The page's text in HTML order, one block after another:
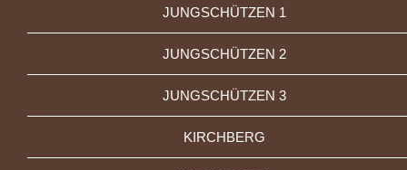
JUNGSCHÜTZEN 1
JUNGSCHÜTZEN 2
JUNGSCHÜTZEN 3
KIRCHBERG